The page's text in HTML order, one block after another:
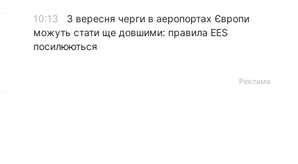
10:13
З вересня черги в аеропортах Європи
можуть стати ще довшими: правила EES
посилюються
Реклама